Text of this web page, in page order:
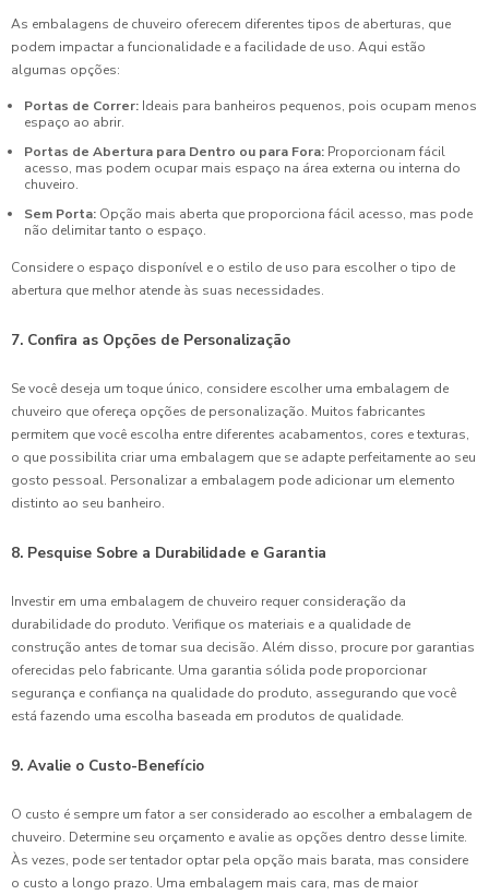
As embalagens de chuveiro oferecem diferentes tipos de aberturas, que
podem impactar a funcionalidade e a facilidade de uso. Aqui estão
algumas opções:
Portas de Correr: Ideais para banheiros pequenos, pois ocupam menos
espaço ao abrir.
Portas de Abertura para Dentro ou para Fora: Proporcionam fácil
acesso, mas podem ocupar mais espaço na área externa ou interna do
chuveiro.
Sem Porta: Opção mais aberta que proporciona fácil acesso, mas pode
não delimitar tanto o espaço.
Considere o espaço disponível e o estilo de uso para escolher o tipo de
abertura que melhor atende às suas necessidades.
7. Confira as Opções de Personalização
Se você deseja um toque único, considere escolher uma embalagem de
chuveiro que ofereça opções de personalização. Muitos fabricantes
permitem que você escolha entre diferentes acabamentos, cores e texturas,
o que possibilita criar uma embalagem que se adapte perfeitamente ao seu
gosto pessoal. Personalizar a embalagem pode adicionar um elemento
distinto ao seu banheiro.
8. Pesquise Sobre a Durabilidade e Garantia
Investir em uma embalagem de chuveiro requer consideração da
durabilidade do produto. Verifique os materiais e a qualidade de
construção antes de tomar sua decisão. Além disso, procure por garantias
oferecidas pelo fabricante. Uma garantia sólida pode proporcionar
segurança e confiança na qualidade do produto, assegurando que você
está fazendo uma escolha baseada em produtos de qualidade.
9. Avalie o Custo-Benefício
O custo é sempre um fator a ser considerado ao escolher a embalagem de
chuveiro. Determine seu orçamento e avalie as opções dentro desse limite.
Às vezes, pode ser tentador optar pela opção mais barata, mas considere
o custo a longo prazo. Uma embalagem mais cara, mas de maior